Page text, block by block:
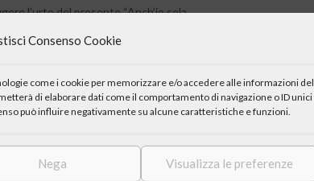
Consenso Cookie
come i cookie per memorizzare e/o accedere alle informazioni del
di elaborare dati come il comportamento di navigazione o ID unici
può influire negativamente su alcune caratteristiche e funzioni.
Nega Visualizza le preferenze
l’urto del presente “Anch’io sola
rifugio o nella fantasia, cioè in una
una terribile ed ingannatrice
col pensiero sono in ferie… lontano!”
complesse situazioni. Apparentemente
Ma non è questo il nostro
non è un inganno ma occasione per